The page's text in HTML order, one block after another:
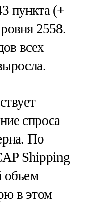
пункта (+
2558.
всех
спроса
По
Shipping
объем
в этом